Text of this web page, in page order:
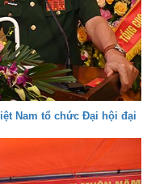
Nam tổ chức Đại hội đại